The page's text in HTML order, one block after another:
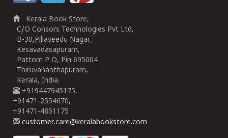
Kerala Book Store,
C/O Consors Technologies Pvt Ltd,
B-30,Pillaveedu Nagar,
Kesavadasapuram,
Pattom P O, Pin 695004
Thiruvananthapuram,
Kerala, India.
+919447945175,
+91471-2554670,
+91471-4851175
customer.care@keralabookstore.com